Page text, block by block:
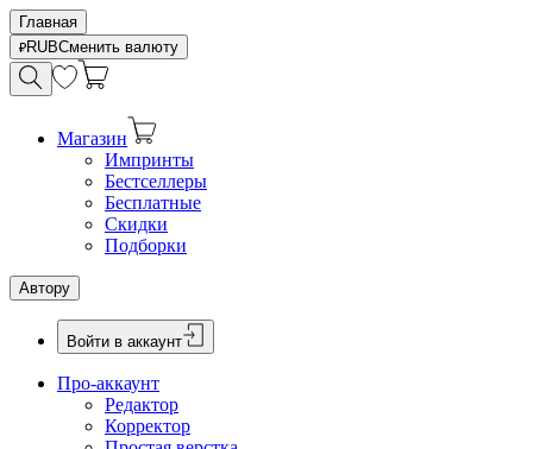
Главная
RUBСменить валюту
Магазин
Импринты
Бестселлеры
Бесплатные
Скидки
Подборки
Автору
Войти в аккаунт
Про-аккаунт
Редактор
Корректор